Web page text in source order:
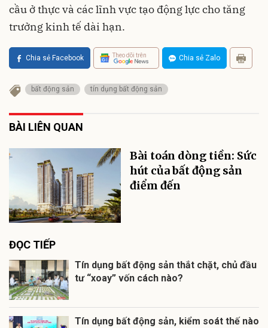
cầu ở thực và các lĩnh vực tạo động lực cho tăng
trưởng kinh tế dài hạn.
Chia sẻ Facebook Theo dõi trên Chia sẻ Zalo
bất động sản tín dụng bất động sản
BÀI LIÊN QUAN
Bài toán dòng tiền: Sức
hút của bất động sản
điểm đến
ĐỌC TIẾP
Tín dụng bất động sản thắt chặt, chủ đầu
tư “xoay” vốn cách nào?
Tín dụng bất động sản, kiểm soát thế nào